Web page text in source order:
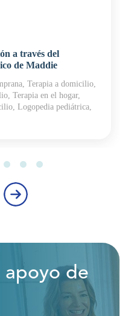
a través del
de Maddie
Terapia a domicilio,
Terapia en el hogar,
Logopedia pediátrica,
apoyo de